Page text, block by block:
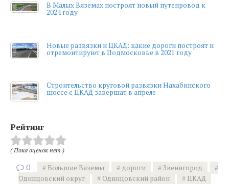
В Малых Вяземах построят новый путепровод к
2024 году
Новые развязки и ЦКАД: какие дороги построят и
отремонтируют в Подмосковье в 2021 году
Строительство круговой развязки Нахабинского
шоссе с ЦКАД завершат в апреле
Рейтинг
( Пока оценок нет )
0 Большие Вяземы дороги
Звенигород
Одинцовский округ
Одинцовский район ЦКАД